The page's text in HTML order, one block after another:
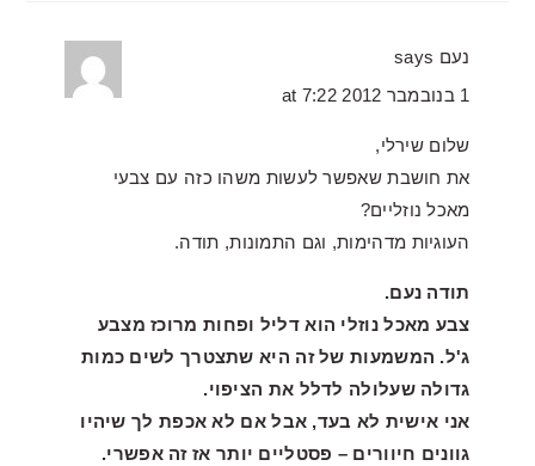
נעם says
1 בנובמבר 2012 at 7:22
שלום שירלי,
את חושבת שאפשר לעשות משהו כזה עם צבעי
מאכל נוזליים?
העוגיות מדהימות, וגם התמונות, תודה.
תודה נעם.
צבע מאכל נוזלי הוא דליל ופחות מרוכז מצבע
ג'ל. המשמעות של זה היא שתצטרך לשים כמות
גדולה שעלולה לדלל את הציפוי.
אני אישית לא בעד, אבל אם לא אכפת לך שיהיו
גוונים חיוורים – פסטליים יותר אז זה אפשרי.